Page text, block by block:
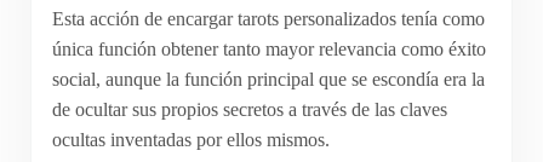
Esta acción de encargar tarots personalizados tenía como
única función obtener tanto mayor relevancia como éxito
social, aunque la función principal que se escondía era la
de ocultar sus propios secretos a través de las claves
ocultas inventadas por ellos mismos.